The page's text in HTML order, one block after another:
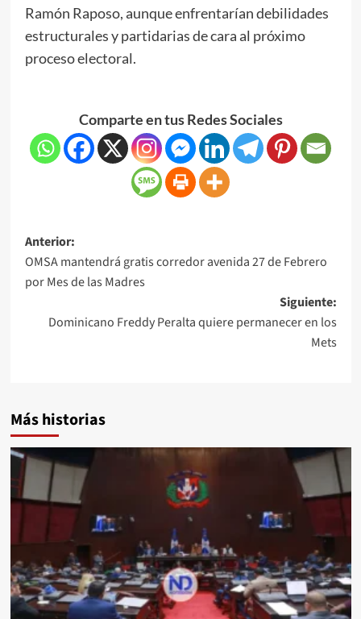
Ramón Raposo, aunque enfrentarían debilidades
estructurales y partidarias de cara al próximo
proceso electoral.
Comparte en tus Redes Sociales
Anterior:
OMSA mantendrá gratis corredor avenida 27 de Febrero
por Mes de las Madres
Siguiente:
Dominicano Freddy Peralta quiere permanecer en los
Mets
Más historias